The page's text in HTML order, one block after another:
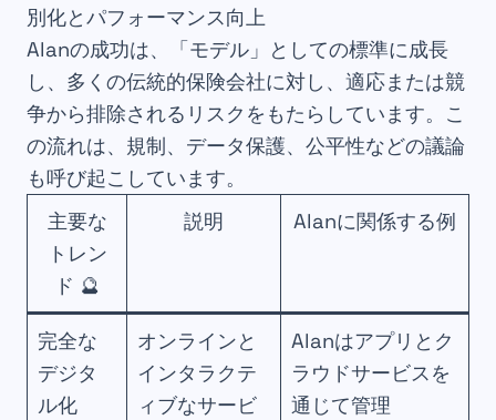
別化とパフォーマンス向上
Alanの成功は、「モデル」としての標準に成長
し、多くの伝統的保険会社に対し、適応または競
争から排除されるリスクをもたらしています。こ
の流れは、規制、データ保護、公平性などの議論
も呼び起こしています。
主要な
トレン
ド 🔮
説明 Alanに関係する例
完全な
デジタ
ル化
オンラインと
インタラクテ
ィブなサービ
Alanはアプリとク
ラウドサービスを
通じて管理